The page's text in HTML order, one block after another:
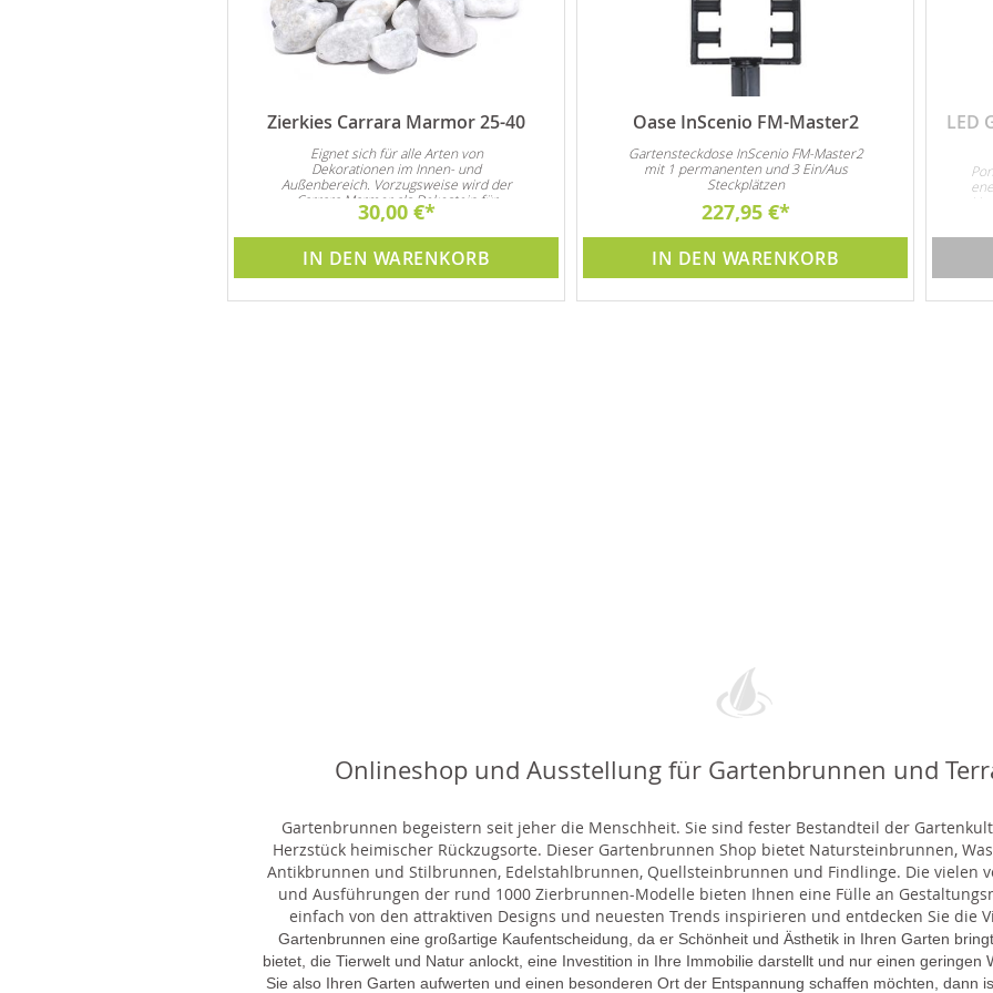
Zierkies Carrara Marmor 25-40
Eignet sich für alle Arten von
Dekorationen im Innen- und
Außenbereich. Vorzugsweise wird der
Carrara Marmor als Dekostein für
Steingarten und natürlich auch als
30,00 €
IN DEN WARENKORB
Oase InScenio FM-Master2
Gartensteckdose InScenio FM-Master2
mit 1 permanenten und 3 Ein/Aus
Steckplätzen
227,95 €
IN DEN WARENKORB
LED
Onlineshop und Ausstellung für Gartenbrunnen und
Gartenbrunnen begeistern seit jeher die Menschheit. Sie sind fester Bestandteil der
Herzstück heimischer Rückzugsorte. Dieser Gartenbrunnen Shop bietet Natursteinbrunnen,
Antikbrunnen und Stilbrunnen, Edelstahlbrunnen, Quellsteinbrunnen und Findlinge. Die vielen
und Ausführungen der rund 1000 Zierbrunnen-Modelle bieten Ihnen eine Fülle an
einfach von den attraktiven Designs und neuesten Trends inspirieren und entdecken Sie die
Gartenbrunnen eine großartige Kaufentscheidung, da er Schönheit und Ästhetik in Ihren Garten
bietet, die Tierwelt und Natur anlockt, eine Investition in Ihre Immobilie darstellt und nur einen geringen
Sie also Ihren Garten aufwerten und einen besonderen Ort der Entspannung schaffen möchten, dann